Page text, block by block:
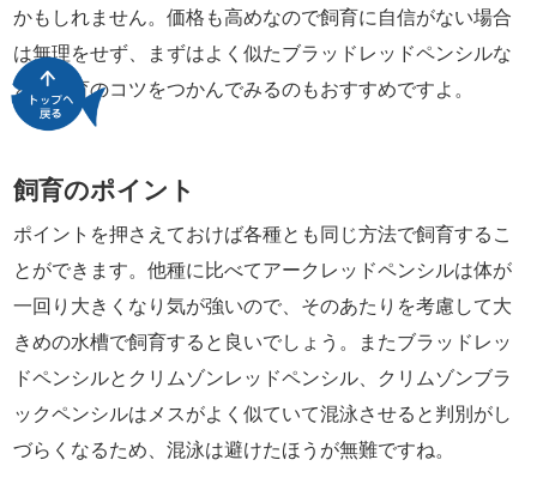
かもしれません。価格も高めなので飼育に自信がない場合
は無理をせず、まずはよく似たブラッドレッドペンシルな
どで飼育のコツをつかんでみるのもおすすめですよ。
飼育のポイント
ポイントを押さえておけば各種とも同じ方法で飼育するこ
とができます。他種に比べてアークレッドペンシルは体が
一回り大きくなり気が強いので、そのあたりを考慮して大
きめの水槽で飼育すると良いでしょう。またブラッドレッ
ドペンシルとクリムゾンレッドペンシル、クリムゾンブラ
ックペンシルはメスがよく似ていて混泳させると判別がし
づらくなるため、混泳は避けたほうが無難ですね。